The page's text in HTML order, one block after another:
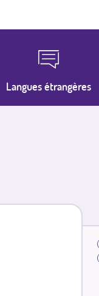
Langues étrangères